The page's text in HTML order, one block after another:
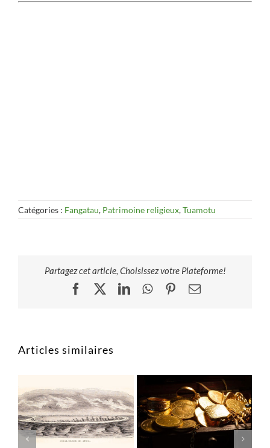
Catégories : Fangatau, Patrimoine religieux,Tuamotu
Partagez cet article, Choisissez votre Plateforme!
Facebook
X LinkedInWhatsApp
Pinterest
Email
Articles similaires